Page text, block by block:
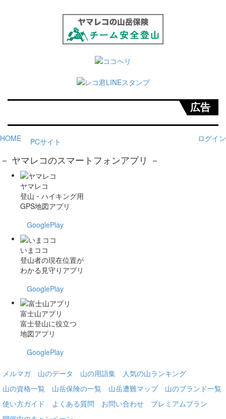
広告
HOME ログイン
PCサイト
－ ヤマレコのスマートフォンアプリ －
ヤマレコ
登山・ハイキング用
GPS地図アプリ
GooglePlay
いまココ
登山者の現在位置が
わかる見守りアプリ
GooglePlay
富士山アプリ
富士登山に役立つ
地図アプリ
GooglePlay
メルマガ 山のデータ 山の用語集
人気の山ランキング
山の資格一覧
山岳保険の一覧 山岳遭難マップ
山のブランド一覧
使い方ガイド
よくある質問 お問い合わせ
プレミアムプラン